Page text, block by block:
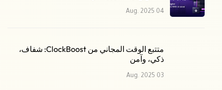
04 Aug. 2025
متتبع الوقت المجاني من ClockBoost: شفاف،
ذكي، وآمن
03 Aug. 2025